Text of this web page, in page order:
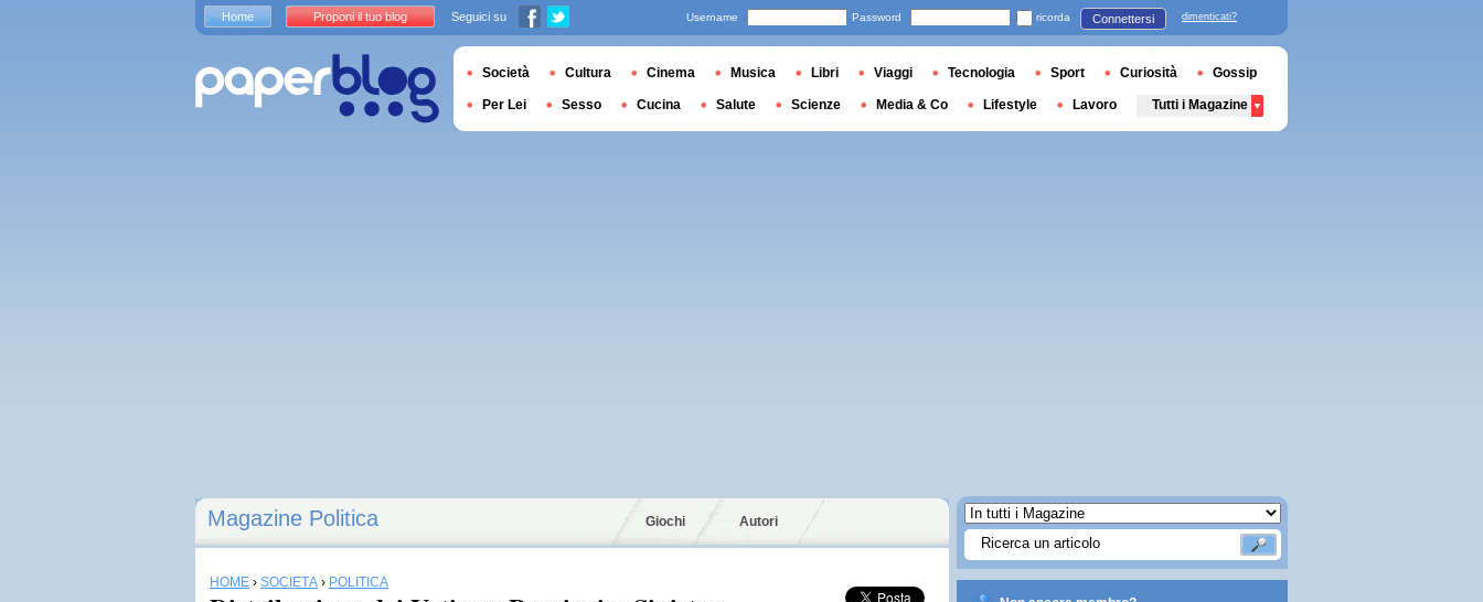
Magazine Politica Giochi Autori
HOME › SOCIETÀ › POLITICA
Home Proponi il tuo blog Seguici su Username Password ricorda Connettersi dimenticati?
Società Cultura Cinema Musica Libri Viaggi Tecnologia Sport Curiosità Gossip
Per Lei Sesso Cucina Salute Scienze Media & Co Lifestyle Lavoro Tutti i Magazine